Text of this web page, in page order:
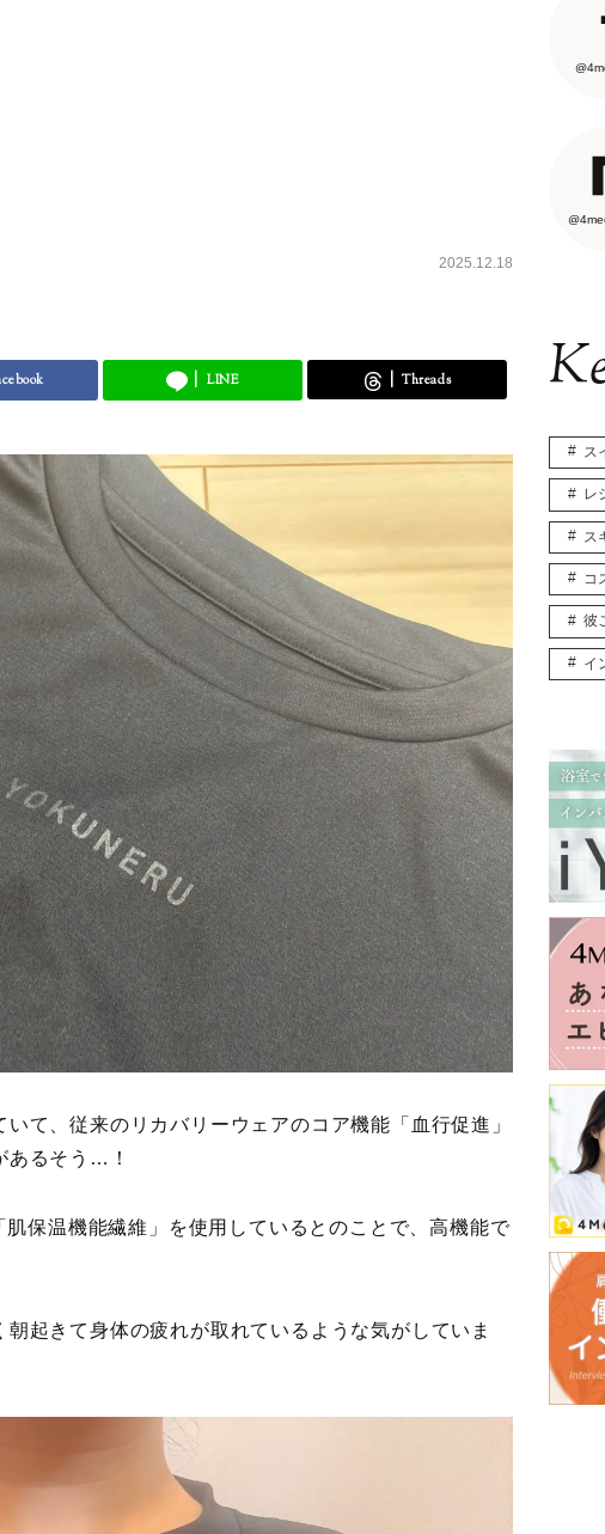
2025.12.18
LINE Threads
て、従来のリカバリーウェアのコア機能「血行促進」
あるそう…！
保温機能繊維」を使用しているとのことで、高機能で
起きて身体の疲れが取れているような気がしていま
ス
レ
ス
コ
彼
イ